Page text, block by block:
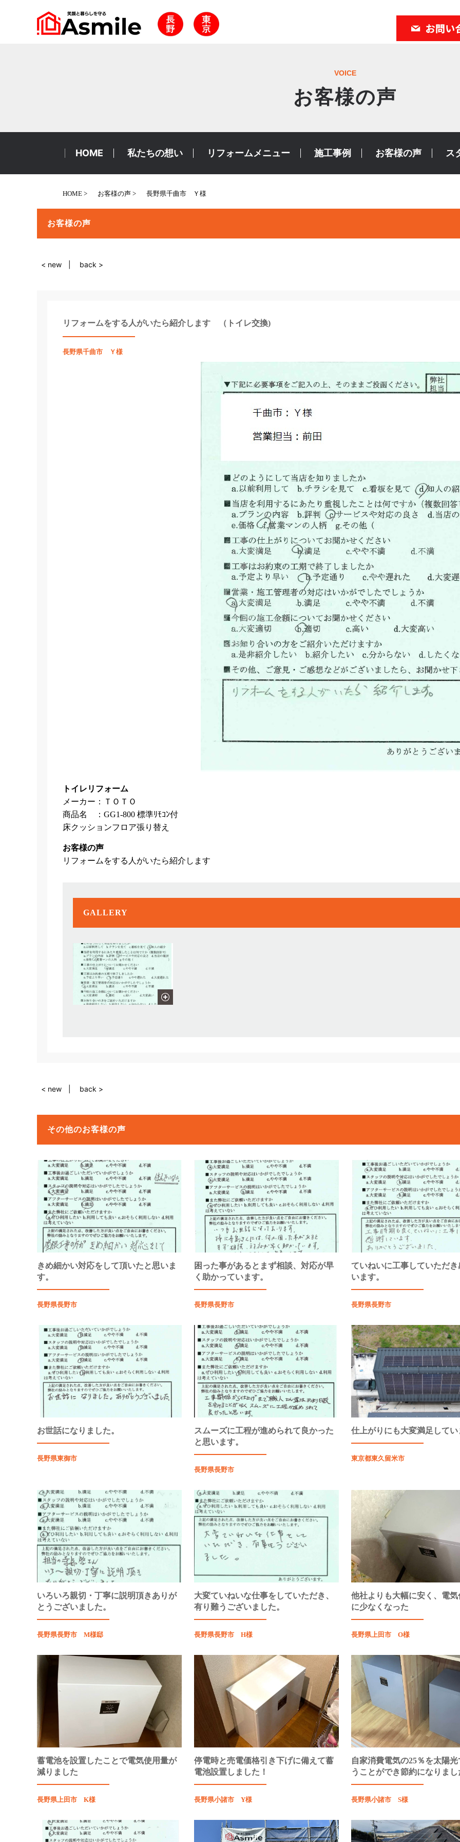
VOICE
お客様の声
HOME 私たちの想い リフォームメニュー 施工事例 お客様の声 ス
HOME お客様の声 長野県千曲市 Ｙ様
お客様の声
< new back >
リフォームをする人がいたら紹介します （トイレ交換)
長野県千曲市 Ｙ様
トイレリフォーム
メーカー：ＴＯＴＯ
商品名 ：GG1-800 標準ﾘﾓｺﾝ付
床クッションフロア張り替え
お客様の声
リフォームをする人がいたら紹介します
GALLERY
< new back >
その他のお客様の声
きめ細かい対応をして頂いたと思いま
す。
長野県長野市
困った事があるとまず相談、対応が早
く助かっています。
長野県長野市
ていねいに工事していただき
います。
長野県長野市
お世話になりました。
長野県東御市
スムーズに工程が進められて良かった
と思います。
長野県長野市
仕上がりにも大変満足してい
東京都東久留米市
いろいろ親切・丁寧に説明頂きありが
とうございました。
長野県長野市 M様邸
大変ていねいな仕事をしていただき、
有り難うございました。
長野県長野市 H様
他社よりも大幅に安く、電気
に少なくなった
長野県上田市 O様
蓄電池を設置したことで電気使用量が
減りました
長野県上田市 K様
停電時と売電価格引き下げに備えて蓄
電池設置しました！
長野県小諸市 Y様
自家消費電気の25％を太陽
うことができ節約になりまし
長野県小諸市 S様